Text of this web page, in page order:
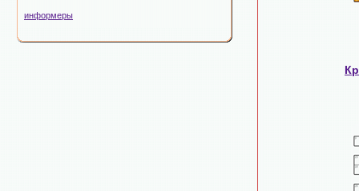
информеры